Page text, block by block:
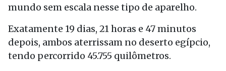
mundo sem escala nesse tipo de aparelho.
Exatamente 19 dias, 21 horas e 47 minutos
depois, ambos aterrissam no deserto egípcio,
tendo percorrido 45.755 quilômetros.